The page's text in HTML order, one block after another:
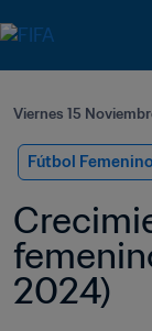
Viernes 15
Fútbol Femenino
2024)